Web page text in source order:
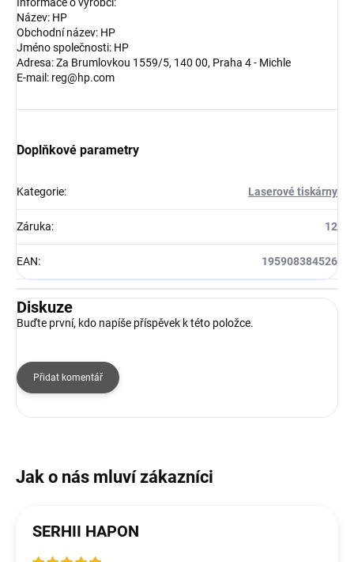
Informace o výrobci:
Název: HP
Obchodní název: HP
Jméno společnosti: HP
Adresa: Za Brumlovkou 1559/5, 140 00, Praha 4 - Michle
E-mail: reg@hp.com
Doplňkové parametry
Kategorie: Laserové tiskárny
Záruka: 12
EAN: 195908384526
Diskuze
Buďte první, kdo napíše příspěvek k této položce.
Přidat komentář
SERHII HAPON